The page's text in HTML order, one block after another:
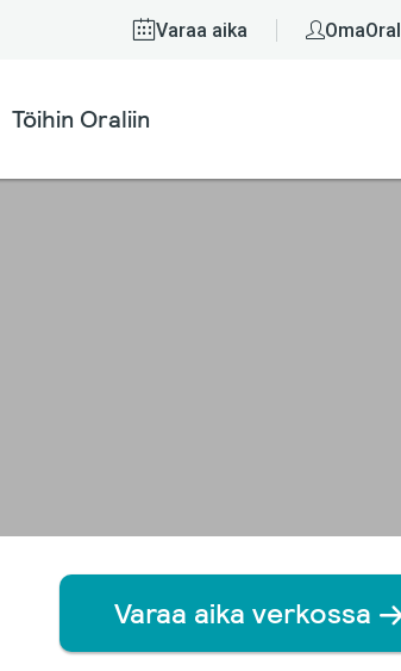
Varaa aika OmaOral
Töihin Oraliin
Varaa aika verkossa